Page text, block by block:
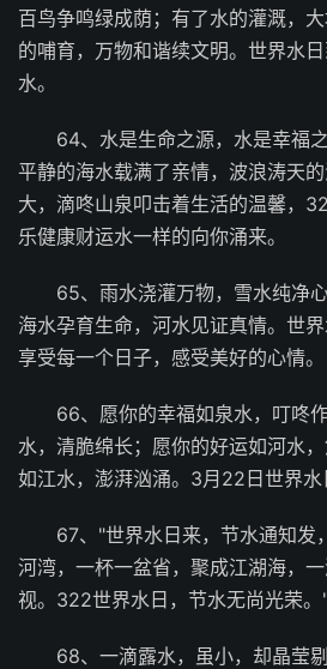
百鸟争鸣绿成荫；有了水的灌溉，
的哺育，万物和谐续文明。世界水
水。
64、水是生命之源，水是幸福
平静的海水载满了亲情，波浪涛天
大，滴咚山泉叩击着生活的温馨，
乐健康财运水一样的向你涌来。
65、雨水浇灌万物，雪水纯净
海水孕育生命，河水见证真情。世界
享受每一个日子，感受美好的心情。
66、愿你的幸福如泉水，叮咚
水，清脆绵长；愿你的好运如河水
如江水，澎湃汹涌。3月22日世界水
67、"世界水日来，节水通知发
河湾，一杯一盆省，聚成江湖海，
视。322世界水日，节水无尚光荣。
68、一滴露水，虽小，却晶莹